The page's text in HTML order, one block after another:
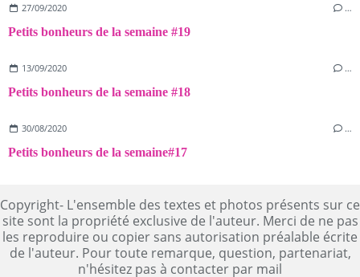
27/09/2020 …
Petits bonheurs de la semaine #19
13/09/2020 …
Petits bonheurs de la semaine #18
30/08/2020 …
Petits bonheurs de la semaine#17
Copyright- L'ensemble des textes et photos présents sur ce
site sont la propriété exclusive de l'auteur. Merci de ne pas
les reproduire ou copier sans autorisation préalable écrite
de l'auteur. Pour toute remarque, question, partenariat,
n'hésitez pas à contacter par mail